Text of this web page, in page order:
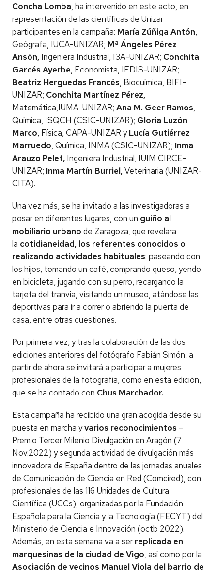
Concha Lomba, ha intervenido en este acto, en
representación de las científicas de Unizar
participantes en la campaña: María Zúñiga Antón,
Geógrafa, IUCA-UNIZAR; Mª Ángeles Pérez
Ansón, Ingeniera Industrial, I3A-UNIZAR; Conchita
Garcés Ayerbe, Economista, IEDIS-UNIZAR;
Beatriz Herguedas Francés, Bioquímica, BIFI-
UNIZAR; Conchita Martínez Pérez,
Matemática,IUMA-UNIZAR; Ana M. Geer Ramos,
Química, ISQCH (CSIC-UNIZAR); Gloria Luzón
Marco, Física, CAPA-UNIZAR yLucía Gutiérrez
Marruedo, Química, INMA (CSIC-UNIZAR); Inma
Arauzo Pelet, Ingeniera Industrial, IUIM CIRCE-
UNIZAR; Inma Martín Burriel,Veterinaria (UNIZAR-
CITA).
Una vez más, se ha invitado a las investigadoras a
posar en diferentes lugares, con un guiño al
mobiliario urbano de Zaragoza, que revelara
la cotidianeidad, los referentes conocidos o
realizando actividades habituales: paseando con
los hijos, tomando un café, comprando queso, yendo
en bicicleta, jugando con su perro, recargando la
tarjeta del tranvía, visitando un museo, atándose las
deportivas para ir a correr o abriendo la puerta de
casa, entre otras cuestiones.
Por primera vez, y tras la colaboración de las dos
ediciones anteriores del fotógrafo Fabián Simón, a
partir de ahora se invitará a participar a mujeres
profesionales de la fotografía, como en esta edición,
que se ha contado con Chus Marchador.
Esta campaña ha recibido una gran acogida desde su
puesta en marcha yvarios reconocimientos –
Premio Tercer Milenio Divulgación en Aragón (7
Nov.2022) y segunda actividad de divulgación más
innovadora de España dentro de las jornadas anuales
de Comunicación de Ciencia en Red (Comcired), con
profesionales de las 116 Unidades de Cultura
Científica (UCCs), organizadas por la Fundación
Española para la Ciencia y la Tecnología (FECYT) del
Ministerio de Ciencia e Innovación (octb 2022).
Además, en esta semana va a serreplicada en
marquesinas de la ciudad de Vigo, así como por la
Asociación de vecinos Manuel Viola del barrio de